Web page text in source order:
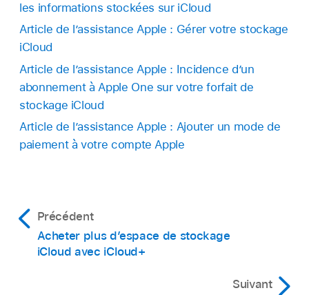
les informations stockées sur iCloud
Article de l’assistance Apple : Gérer votre stockage
iCloud
Article de l’assistance Apple : Incidence d’un
abonnement à Apple One sur votre forfait de
stockage iCloud
Article de l’assistance Apple : Ajouter un mode de
paiement à votre compte Apple
Précédent
Acheter plus d’espace de stockage
iCloud avec iCloud+
Suivant